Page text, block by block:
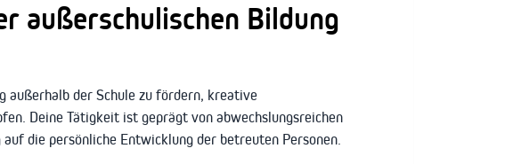
außerschulischen Bildung
außerhalb der Schule zu fördern, kreative
Deine Tätigkeit ist geprägt von abwechslungsreichen
die persönliche Entwicklung der betreuten Personen.